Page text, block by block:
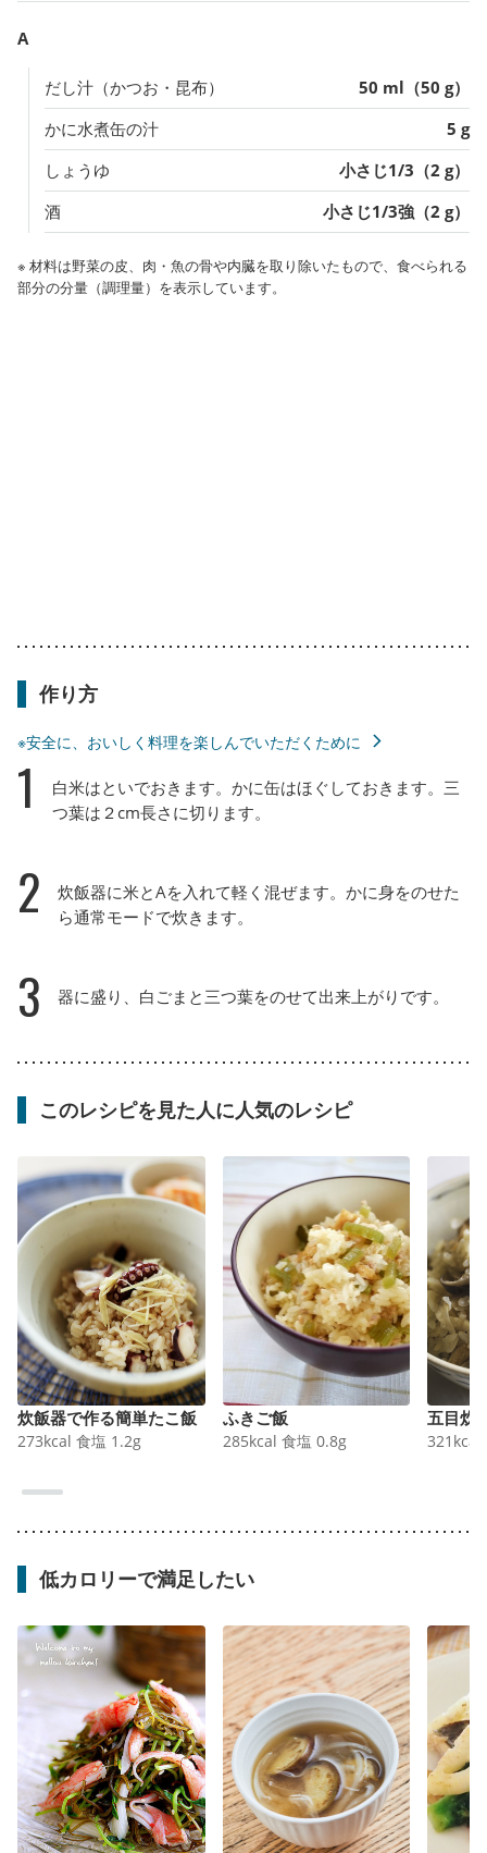
A
だし汁（かつお・昆布）
50 ml（50 g）
かに水煮缶の汁
5 g
しょうゆ
小さじ1/3（2 g）
酒
小さじ1/3強（2 g）
※ 材料は野菜の皮、肉・魚の骨や内臓を取り除いたもので、食べられる
部分の分量（調理量）を表示しています。
作り方
※安全に、おいしく料理を楽しんでいただくために
1
白米はといでおきます。かに缶はほぐしておきます。三
つ葉は２cm長さに切ります。
2
炊飯器に米とAを入れて軽く混ぜます。かに身をのせた
ら通常モードで炊きます。
3 器に盛り、白ごまと三つ葉をのせて出来上がりです。
このレシピを見た人に人気のレシピ
炊飯器で作る簡単たこ飯
273kcal 食塩 1.2g
ふきご飯
285kcal 食塩 0.8g
五目炊
321 kcal
低カロリーで満足したい